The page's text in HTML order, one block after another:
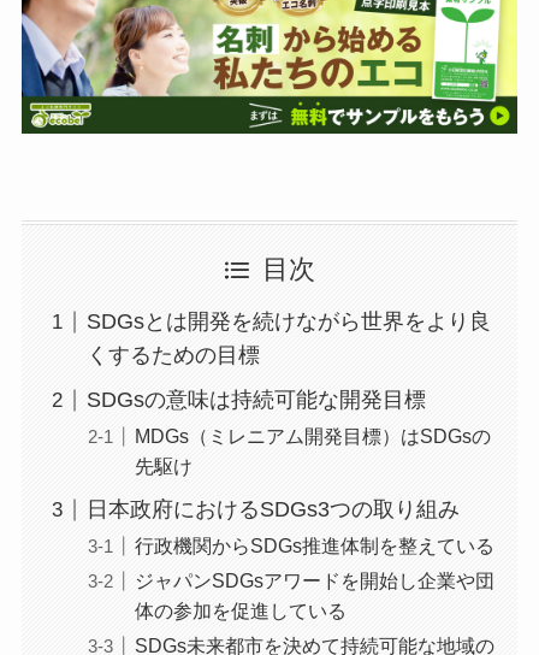
目次
SDGsとは開発を続けながら世界をより良
くするための目標
SDGsの意味は持続可能な開発目標
MDGs（ミレニアム開発目標）はSDGsの
先駆け
日本政府におけるSDGs3つの取り組み
行政機関からSDGs推進体制を整えている
ジャパンSDGsアワードを開始し企業や団
体の参加を促進している
SDGs未来都市を決めて持続可能な地域の